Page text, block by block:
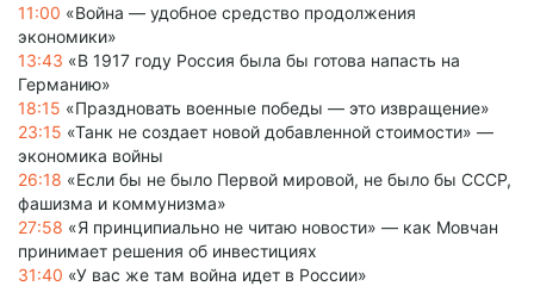
11:00 «Война — удобное средство продолжения
экономики»
13:43 «В 1917 году Россия была бы готова напасть на
Германию»
18:15 «Праздновать военные победы — это извращение»
23:15 «Танк не создает новой добавленной стоимости» —
экономика войны
26:18 «Если бы не было Первой мировой, не было бы СССР,
фашизма и коммунизма»
27:58 «Я принципиально не читаю новости» — как Мовчан
принимает решения об инвестициях
31:40 «У вас же там война идет в России»